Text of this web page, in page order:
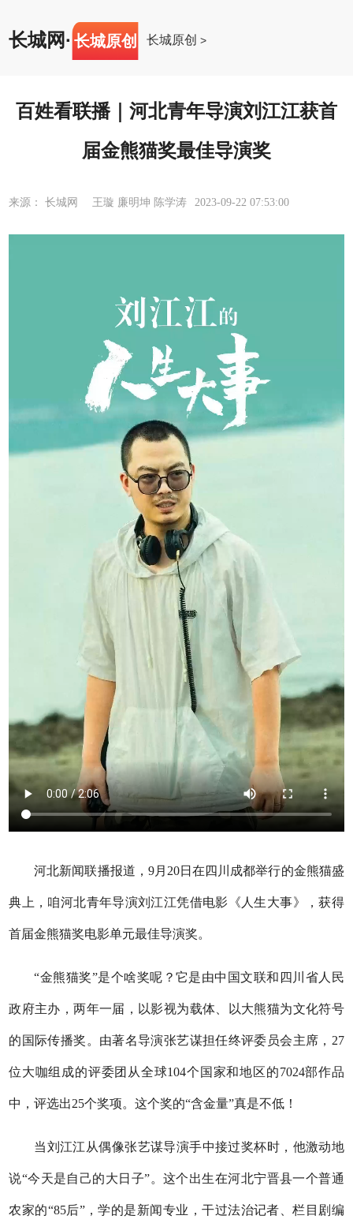
长城网· 长城原创 长城原创 >
百姓看联播｜河北青年导演刘江江获首
届金熊猫奖最佳导演奖
来源： 长城网 王璇 廉明坤 陈学涛 2023-09-22 07:53:00
河北新闻联播报道，9月20日在四川成都举行的金熊猫盛
典上，咱河北青年导演刘江江凭借电影《人生大事》，获得
首届金熊猫奖电影单元最佳导演奖。
“金熊猫奖”是个啥奖呢？它是由中国文联和四川省人民
政府主办，两年一届，以影视为载体、以大熊猫为文化符号
的国际传播奖。由著名导演张艺谋担任终评委员会主席，27
位大咖组成的评委团从全球104个国家和地区的7024部作品
中，评选出25个奖项。这个奖的“含金量”真是不低！
当刘江江从偶像张艺谋导演手中接过奖杯时，他激动地
说“今天是自己的大日子”。这个出生在河北宁晋县一个普通
农家的“85后”，学的是新闻专业，干过法治记者、栏目剧编